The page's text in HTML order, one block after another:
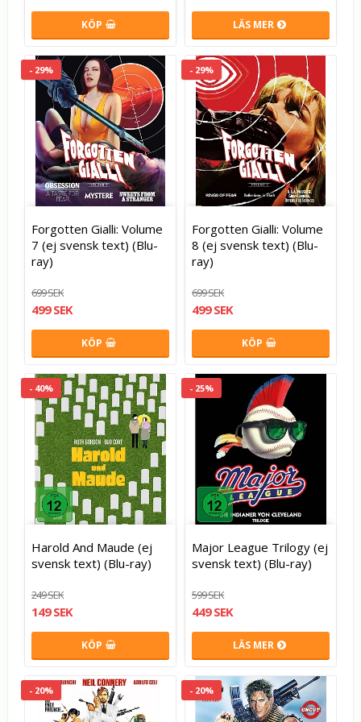
KÖP LÄS MER
- 29%
Forgotten Gialli: Volume
7 (ej svensk text) (Blu-
ray)
699 SEK
499 SEK
KÖP
- 29%
Forgotten Gialli: Volume
8 (ej svensk text) (Blu-
ray)
699 SEK
499 SEK
KÖP
- 40%
Harold And Maude (ej
svensk text) (Blu-ray)
249 SEK
149 SEK
KÖP
- 25%
Major League Trilogy (ej
svensk text) (Blu-ray)
599 SEK
449 SEK
LÄS MER
- 20% - 20%